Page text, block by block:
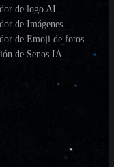
de logo AI
de Imágenes
de Emoji de fotos
de Senos IA